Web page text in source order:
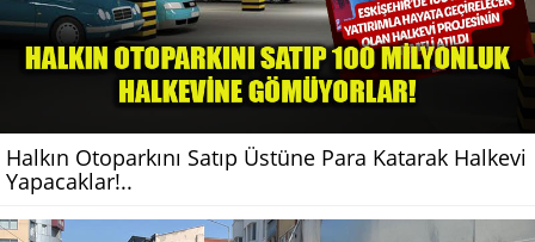
Halkın Otoparkını Satıp Üstüne Para Katarak Halkevi
Yapacaklar!..